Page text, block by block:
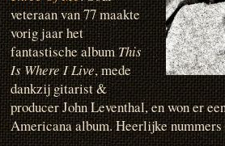
veteraan van 77 maakte
vorig jaar het
fantastische albumThis
Is Where I Live, mede
dankzij gitarist &
producer John Leventhal, en won er
Americana album. Heerlijke nummers